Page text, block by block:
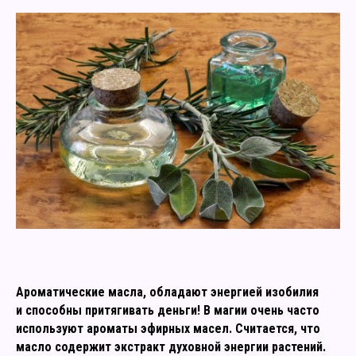
Ароматические масла, обладают энергией изобилия
и способны притягивать деньги! В магии очень часто
используют ароматы эфирных масел. Считается, что
масло содержит экстракт духовной энергии растений.